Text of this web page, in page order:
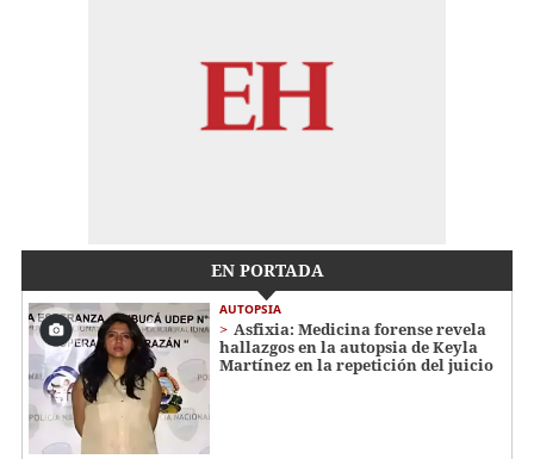
EN PORTADA
AUTOPSIA
Asfixia: Medicina forense revela
hallazgos en la autopsia de Keyla
Martínez en la repetición del juicio